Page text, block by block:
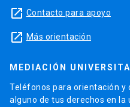
launch Contacto para apoyo
launch Más orientación
MEDIACIÓN
Teléfonos para orientación y
alguno de tus derechos en la